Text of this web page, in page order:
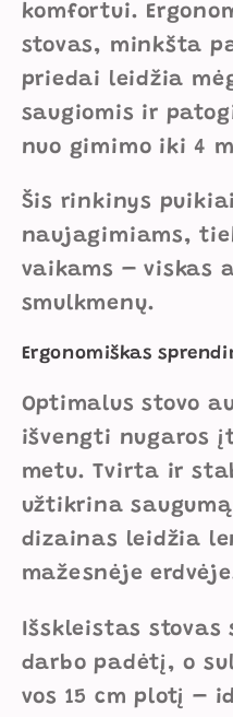
komfortui.
stovas, minkšta
priedai leidžia
saugiomis ir
nuo gimimo iki 4
Šis rinkinys
naujagimiams,
vaikams – viskas
smulkmenų.
Ergonomiškas
Optimalus stovo
išvengti nugaros
metu. Tvirta ir
užtikrina
dizainas leidžia
mažesnėje
Išskleistas
darbo padėtį, o
vos 15 cm plotį –